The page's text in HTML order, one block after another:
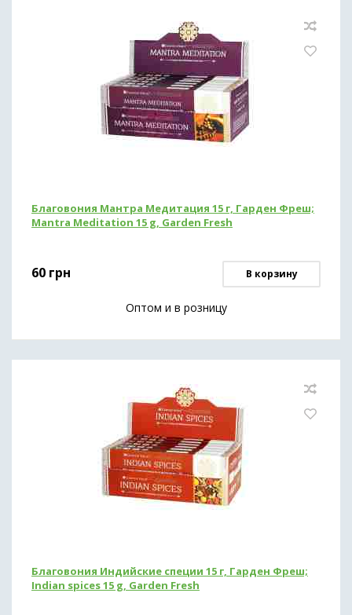
Благовония Мантра Медитация 15 г, Гарден Фреш;
Mantra Meditation 15 g, Garden Fresh
60 грн В корзину
Оптом и в розницу
Благовония Индийские специи 15 г, Гарден Фреш;
Indian spices 15 g, Garden Fresh